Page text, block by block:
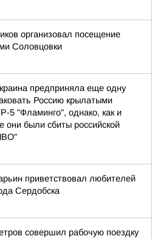
организовал посещение
Соловцовки
предприняла еще одну
Россию крылатыми
5 "Фламинго", однако, как и
они были сбиты российской
приветствовал любителей
Сердобска
совершил рабочую поездку